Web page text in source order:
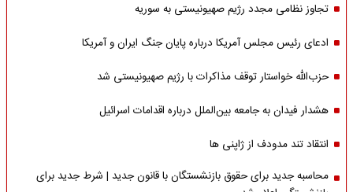
تجاوز نظامی مجدد رژیم صهیونیستی به سوریه
ادعای رئیس مجلس آمریکا درباره پایان جنگ ایران و آمریکا
حزب‌الله خواستار توقف مذاکرات با رژیم صهیونیستی شد
هشدار فیدان به جامعه بین‌الملل درباره اقدامات اسرائیل
انتقاد تند مدودف از ژاپنی ها
محاسبه جدید برای حقوق بازنشستگان با قانون جدید | شرط جدید برای